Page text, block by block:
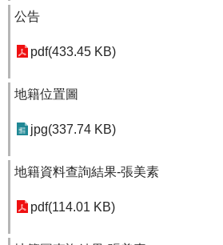
公告
pdf(433.45 KB)
地籍位置圖
jpg(337.74 KB)
地籍資料查詢結果-張美素
pdf(114.01 KB)